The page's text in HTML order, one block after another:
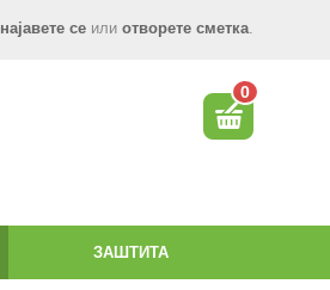
најавете се или отворете сметка.
0
ЗАШТИТА